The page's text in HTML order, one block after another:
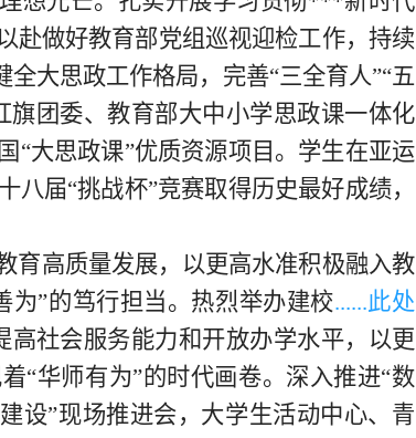
赴做好教育部党组巡视迎检工作，持续
大思政工作格局，完善“三全育人”“五
团委、教育部大中小学思政课一体化
“大思政课”优质资源项目。学生在亚运
八届“挑战杯”竞赛取得历史最好成绩，
高质量发展，以更高水准积极融入教
”的笃行担当。热烈举办建校......此处
高社会服务能力和开放办学水平，以更
“华师有为”的时代画卷。深入推进“数
设”现场推进会，大学生活动中心、青